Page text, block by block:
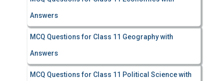
Answers
MCQ Questions for Class 11 Geography with
Answers
MCQ Questions for Class 11 Political Science with